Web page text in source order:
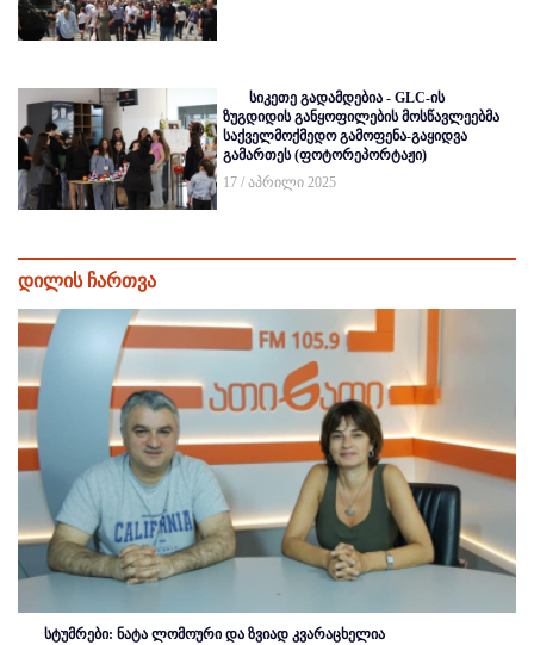
სიკეთე გადამდებია - GLC-ის
ზუგდიდის განყოფილების მოსწავლეებმა
საქველმოქმედო გამოფენა-გაყიდვა
გამართეს (ფოტორეპორტაჟი)
17 / აპრილი 2025
დილის ჩართვა
სტუმრები: ნატა ლომოური და ზვიად კვარაცხელია